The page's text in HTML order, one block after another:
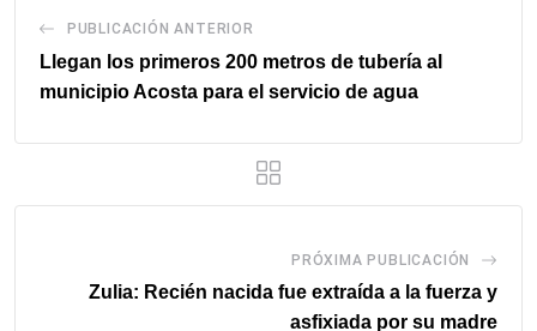
PUBLICACIÓN ANTERIOR
Llegan los primeros 200 metros de tubería al
municipio Acosta para el servicio de agua
PRÓXIMA PUBLICACIÓN
Zulia: Recién nacida fue extraída a la fuerza y
asfixiada por su madre